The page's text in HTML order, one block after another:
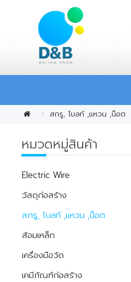
สกรู, โบลท์ ,แหวน ,น็อต
หมวดหมู่สินค้า
Electric Wire
วัสดุก่อสร้าง
สกรู, โบลท์ ,แหวน ,น็อต
ส้อมเหล็ก
เครื่องมือวัด
เคมีภัณฑ์ก่อสร้าง